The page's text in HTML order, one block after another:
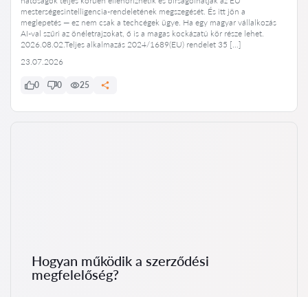
mesterségesintelligencia-rendeletének megszegését. És itt jön a
meglepetés — ez nem csak a techcégek ügye. Ha egy magyar vállalkozás
AI-val szűri az önéletrajzokat, ő is a magas kockázatú kör része lehet.
2026.08.02.Teljes alkalmazás 2024/1689(EU) rendelet 35 […]
23.07.2026
0 0 25
Hogyan működik a szerződési
megfelelőség?